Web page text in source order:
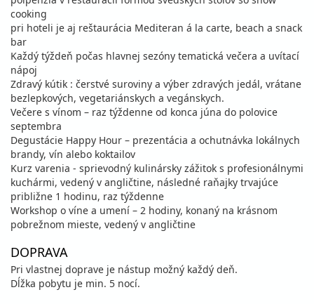
cooking
pri hoteli je aj reštaurácia Mediteran á la carte, beach a snack
bar
Každý týždeň počas hlavnej sezóny tematická večera a uvítací
nápoj
Zdravý kútik : čerstvé suroviny a výber zdravých jedál, vrátane
bezlepkových, vegetariánskych a vegánskych.
Večere s vínom – raz týždenne od konca júna do polovice
septembra
Degustácie Happy Hour – prezentácia a ochutnávka lokálnych
brandy, vín alebo koktailov
Kurz varenia - sprievodný kulinársky zážitok s profesionálnymi
kuchármi, vedený v angličtine, následné raňajky trvajúce
približne 1 hodinu, raz týždenne
Workshop o víne a umení – 2 hodiny, konaný na krásnom
pobrežnom mieste, vedený v angličtine
DOPRAVA
Pri vlastnej doprave je nástup možný každý deň.
Dĺžka pobytu je min. 5 nocí.